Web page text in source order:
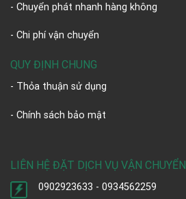
- Chuyển phát nhanh hàng không
- Chi phí vận chuyển
QUY ĐỊNH CHUNG
- Thỏa thuận sử dụng
- Chính sách bảo mật
LIÊN HỆ ĐẶT DỊCH VỤ VẬN CHUYỂN
0902923633 - 0934562259